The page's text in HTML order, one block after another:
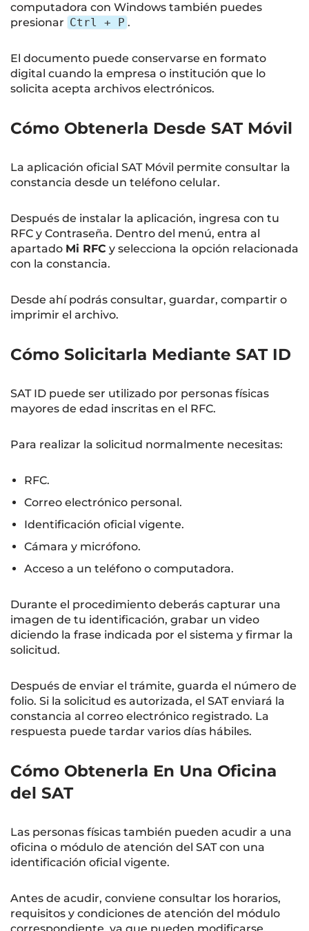
computadora con Windows también puedes
presionar Ctrl + P .
El documento puede conservarse en formato
digital cuando la empresa o institución que lo
solicita acepta archivos electrónicos.
Cómo Obtenerla Desde SAT Móvil
La aplicación oficial SAT Móvil permite consultar la
constancia desde un teléfono celular.
Después de instalar la aplicación, ingresa con tu
RFC y Contraseña. Dentro del menú, entra al
apartado Mi RFC y selecciona la opción relacionada
con la constancia.
Desde ahí podrás consultar, guardar, compartir o
imprimir el archivo.
Cómo Solicitarla Mediante SAT ID
SAT ID puede ser utilizado por personas físicas
mayores de edad inscritas en el RFC.
Para realizar la solicitud normalmente necesitas:
RFC.
Correo electrónico personal.
Identificación oficial vigente.
Cámara y micrófono.
Acceso a un teléfono o computadora.
Durante el procedimiento deberás capturar una
imagen de tu identificación, grabar un video
diciendo la frase indicada por el sistema y firmar la
solicitud.
Después de enviar el trámite, guarda el número de
folio. Si la solicitud es autorizada, el SAT enviará la
constancia al correo electrónico registrado. La
respuesta puede tardar varios días hábiles.
Cómo Obtenerla En Una Oficina
del SAT
Las personas físicas también pueden acudir a una
oficina o módulo de atención del SAT con una
identificación oficial vigente.
Antes de acudir, conviene consultar los horarios,
requisitos y condiciones de atención del módulo